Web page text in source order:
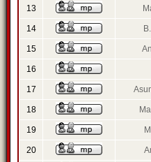
13
14
15
16
17
18
19
20